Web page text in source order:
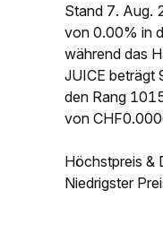
Stand 7. Aug.
von 0.00% in
während das
JUICE beträgt
den Rang
von
Höchstpreis &
Niedrigster